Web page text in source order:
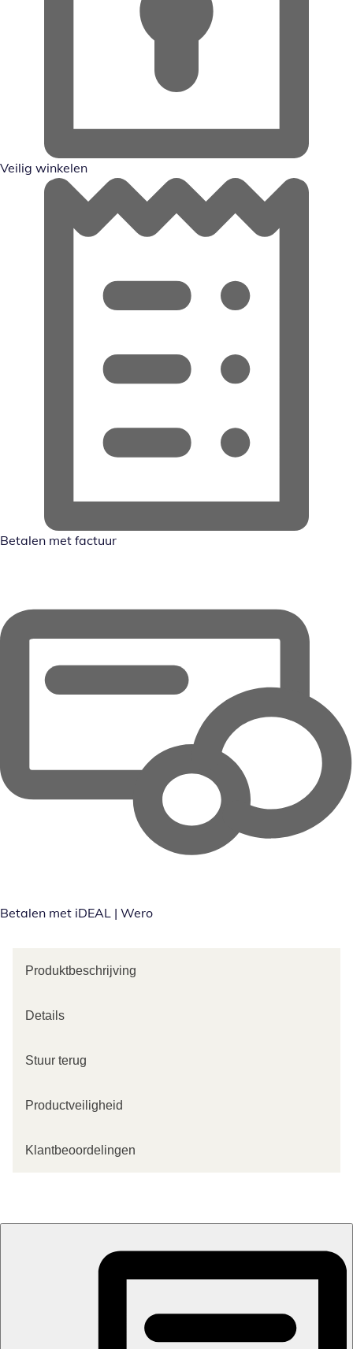
Veilig winkelen
Betalen met factuur
Betalen met iDEAL | Wero
Produktbeschrijving
Details
Stuur terug
Productveiligheid
Klantbeoordelingen